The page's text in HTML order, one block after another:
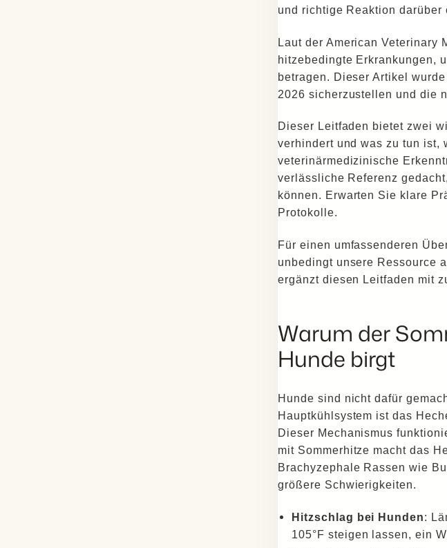
und richtige Reaktion
Laut der American Veterinary
hitzebedingte Erkrankungen,
betragen. Dieser Artikel
2026 sicherzustellen und die
Dieser Leitfaden bietet zwei
verhindert und was zu tun ist,
veterinärmedizinische
verlässliche Referenz
können. Erwarten Sie klare
Protokolle.
Für einen umfassenderen
unbedingt unsere Ressource
ergänzt diesen Leitfaden mit
Warum der
Hunde birgt
Hunde sind nicht dafür
Hauptkühlsystem ist das
Dieser Mechanismus
mit Sommerhitze macht das
Brachyzephale Rassen wie
größere Schwierigkeiten.
Hitzschlag bei Hunden:
105°F steigen lassen, ein